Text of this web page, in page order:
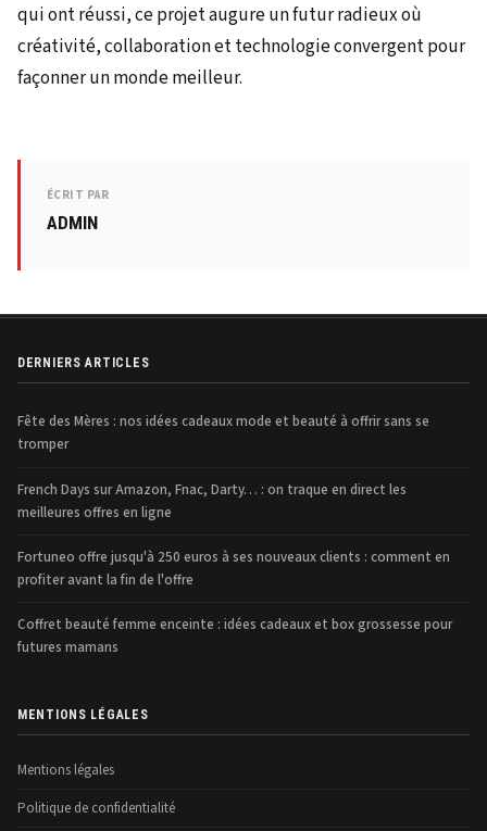
qui ont réussi, ce projet augure un futur radieux où
créativité, collaboration et technologie convergent pour
façonner un monde meilleur.
ÉCRIT PAR
ADMIN
DERNIERS ARTICLES
Fête des Mères : nos idées cadeaux mode et beauté à offrir sans se
tromper
French Days sur Amazon, Fnac, Darty… : on traque en direct les
meilleures offres en ligne
Fortuneo offre jusqu'à 250 euros à ses nouveaux clients : comment en
profiter avant la fin de l'offre
Coffret beauté femme enceinte : idées cadeaux et box grossesse pour
futures mamans
MENTIONS LÉGALES
Mentions légales
Politique de confidentialité